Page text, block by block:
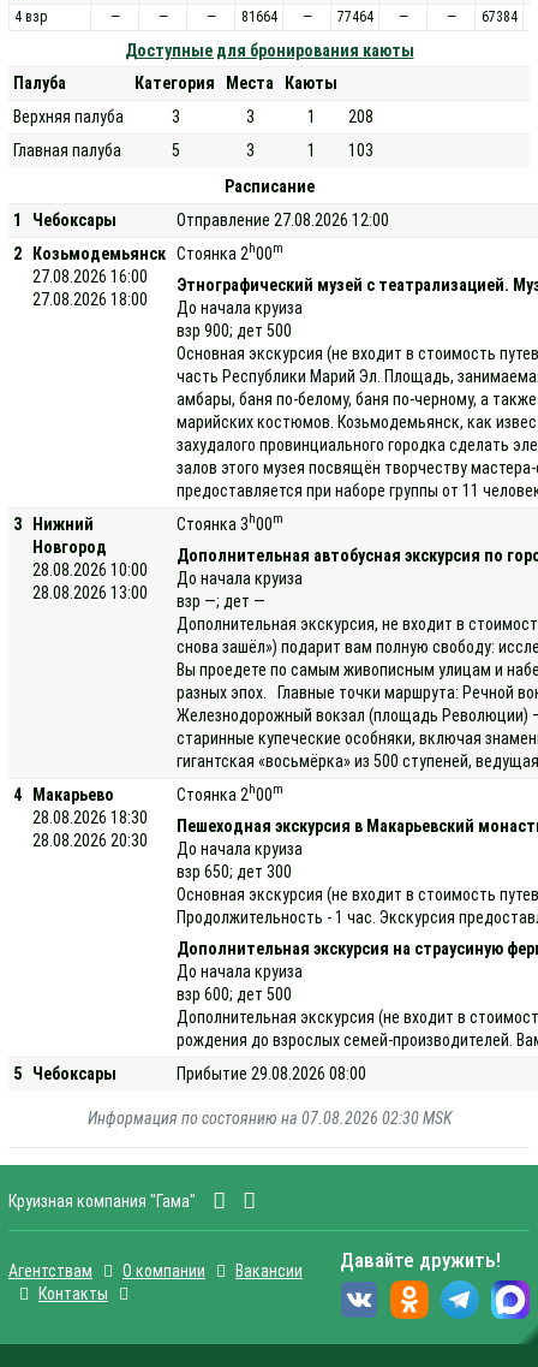
4 взр — — — 81664 — 77464 — — 67384
Доступные для бронирования каюты
Палуба
Категория Места
Каюты
Верхняя палуба
3 3 1
208
Главная палуба
5 3 1
103
Расписание
1
Чебоксары
Отправление 27.08.2026 12:00
2
Козьмодемьянск
27.08.2026 16:00
27.08.2026 18:00
Стоянка 2 h00m
Этнографический музей с театрализацией.
До начала круиза
взр 900; дет 500
Основная экскурсия (не входит в стоимость
часть Республики Марий Эл. Площадь,
амбары, баня по-белому, баня по-черному, а
марийских костюмов. Козьмодемьянск, как
захудалого провинциального городка сделать
залов этого музея посвящён творчеству
предоставляется при наборе группы от 11
3
Нижний
Новгород
28.08.2026 10:00
28.08.2026 13:00
Стоянка 3 h00m
Дополнительная автобусная экскурсия по
До начала круиза
взр —; дет —
Дополнительная экскурсия, не входит в
снова зашёл») подарит вам полную свободу:
Вы проедете по самым живописным улицам и
разных эпох. Главные точки маршрута: Речной
Железнодорожный вокзал (площадь Революции)
старинные купеческие особняки, включая
гигантская «восьмёрка» из 500 ступеней,
4
Макарьево
28.08.2026 18:30
28.08.2026 20:30
Стоянка 2 h00m
Пешеходная экскурсия в Макарьевский
До начала круиза
взр 650; дет 300
Основная экскурсия (не входит в стоимость
Продолжительность - 1 час. Экскурсия
Дополнительная экскурсия на страусиную
До начала круиза
взр 600; дет 500
Дополнительная экскурсия (не входит в
рождения до взрослых семей-производителей.
5
Чебоксары Прибытие 29.08.2026 08:00
Информация по состоянию на 07.08.2026 02:30 MSK
Круизная компания "Гама"
Агентствам О компании
Вакансии
Контакты
Давайте дружить!